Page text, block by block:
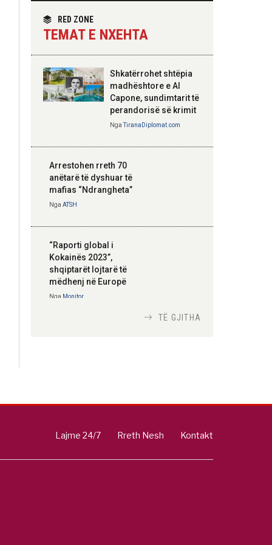
dypalësh
Hoxha takim me
zyrtarë të lartë të
DASH: Angazhim i
përbashkët për
strategjik
RED ZONE
TEMAT E NXEHTA
Shkatërrohet shtëpia
madhështore e Al
Capone, sundimtarit të
perandorisë së krimit
NgaTiranaDiplomat.com
Arrestohen rreth 70
anëtarë të dyshuar të
mafias “Ndrangheta”
Nga ATSH
“Raporti global i
Kokainës 2023”,
shqiptarët lojtarë të
mëdhenj në Europë
Nga Monitor
inteligjente izraelite
TË GJITHA
Lajme 24/7 Rreth Nesh Kontakt